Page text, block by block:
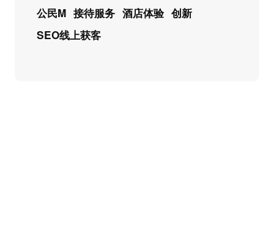
公民M 接待服务 酒店体验 创新
SEO线上获客